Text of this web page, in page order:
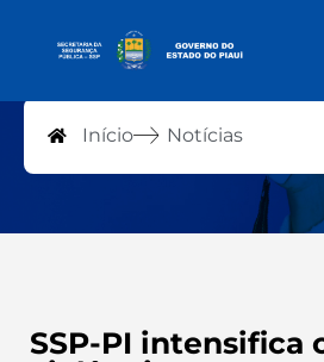
Notícias
Início Notícias
SSP-PI intensifica